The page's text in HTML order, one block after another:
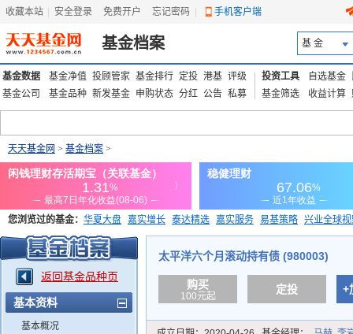
收藏本站 安全登录 免费开户 忘记密码 手机客户端
基金档案 基 金
基金数据 基金净值 投顾管家 基金排行 定投 港基 评级
基金公司
基金品种 新发基金 申购状态 分红 公告 私募
投资工具 自选基金
基金筛选
收益计算
天天基金网 > 基金档案 >
您浏览过的基金： 华夏大盘 嘉实增长 泰达精选 嘉实服务 易基策略 兴业全球
添富优势 华安宏利 上证180价值ETF
返回基金品种页
基本资料
基本概况
太平洋六个月滚动持有债 (980003)
购买
100元起
定投 +